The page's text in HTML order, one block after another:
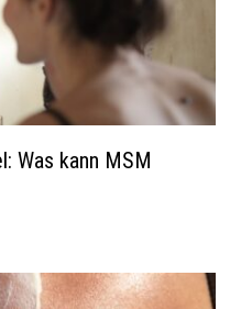
Was kann MSM